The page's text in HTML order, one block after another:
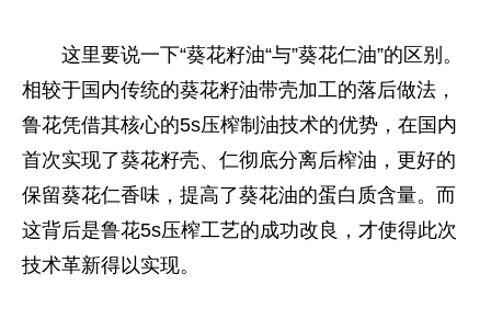
这里要说一下“葵花籽油“与”葵花仁油”的区别。
相较于国内传统的葵花籽油带壳加工的落后做法，
鲁花凭借其核心的5s压榨制油技术的优势，在国内
首次实现了葵花籽壳、仁彻底分离后榨油，更好的
保留葵花仁香味，提高了葵花油的蛋白质含量。而
这背后是鲁花5s压榨工艺的成功改良，才使得此次
技术革新得以实现。